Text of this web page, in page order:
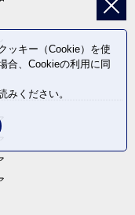
ッキー（Cookie）を使
合、Cookieの利用に同
みください。